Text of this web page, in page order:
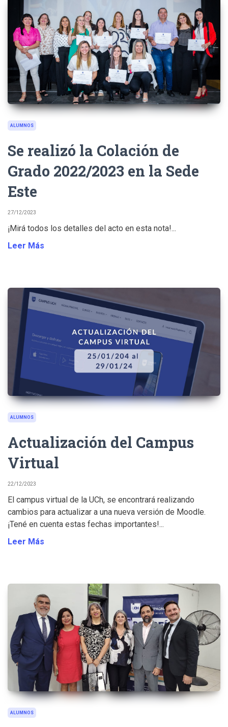
ALUMNOS
Se realizó la Colación de
Grado 2022/2023 en la Sede
Este
27/12/2023
¡Mirá todos los detalles del acto en esta nota!...
Leer Más
ALUMNOS
Actualización del Campus
Virtual
22/12/2023
El campus virtual de la UCh, se encontrará realizando
cambios para actualizar a una nueva versión de Moodle.
¡Tené en cuenta estas fechas importantes!...
Leer Más
ALUMNOS